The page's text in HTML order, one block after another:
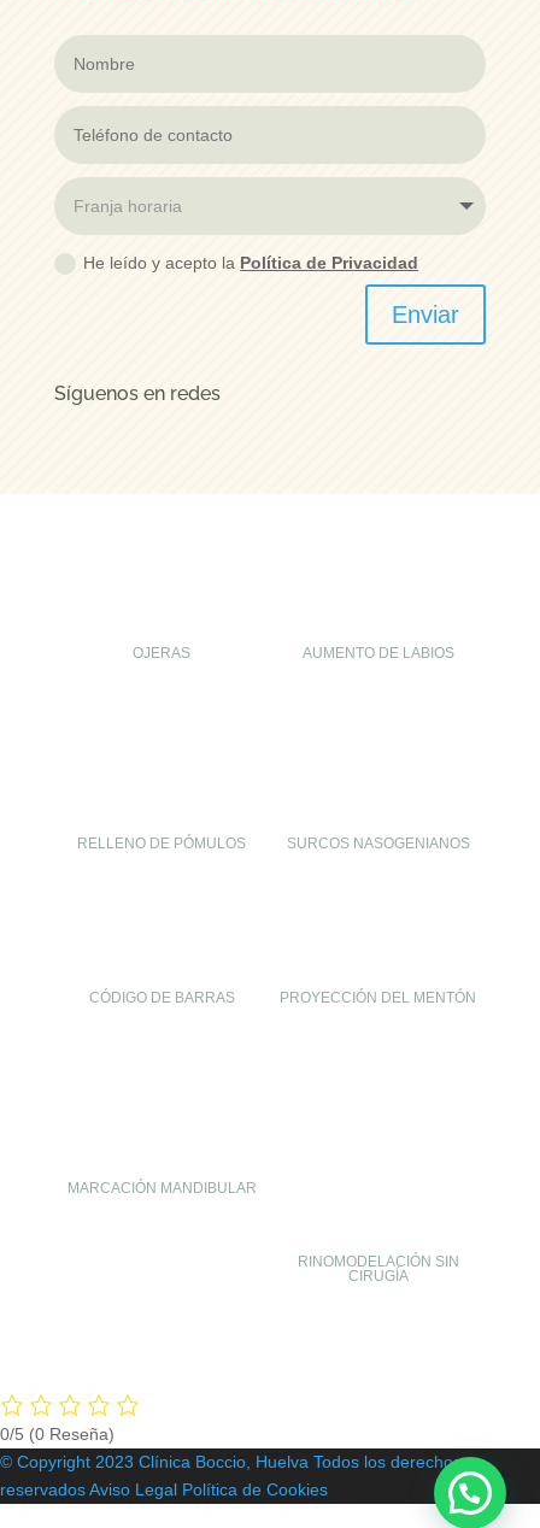
He leído y acepto la Política de Privacidad
Enviar
Síguenos en redes
OJERAS AUMENTO DE LABIOS
RELLENO DE PÓMULOS SURCOS NASOGENIANOS
CÓDIGO DE BARRAS PROYECCIÓN DEL MENTÓN
MARCACIÓN MANDIBULAR
RINOMODELACIÓN SIN
CIRUGÍA
0/5 (0 Reseña)
© Copyright 2023 Clínica Boccio, Huelva Todos los derechos
reservadosAviso Legal Política de Cookies